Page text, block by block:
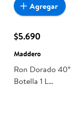
$5.690
Maddero
Ron Dorado 40°
Botella 1 L
Agregar